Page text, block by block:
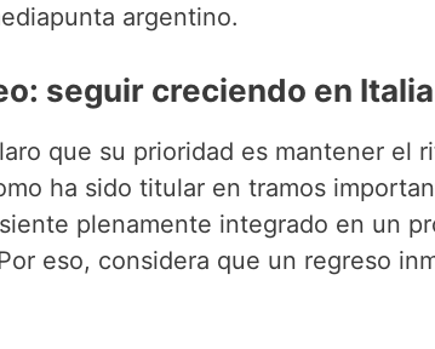
argentino.
seguir creciendo en Italia
que su prioridad es mantener el
ha sido titular en tramos
plenamente integrado en un
eso, considera que un regreso